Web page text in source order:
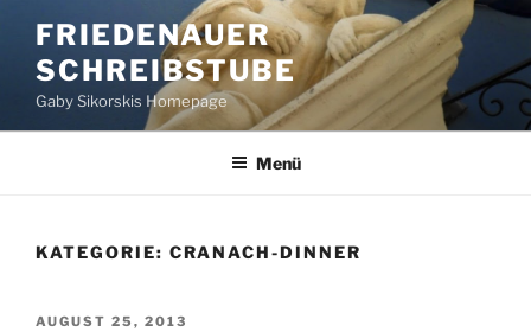
Inhalt
springen
FRIEDENAUER
SCHREIBSTUBE
Gaby Sikorskis Homepage
Menü
KATEGORIE: CRANACH-DINNER
VERÖFFENTLICHT
AUGUST 25, 2013